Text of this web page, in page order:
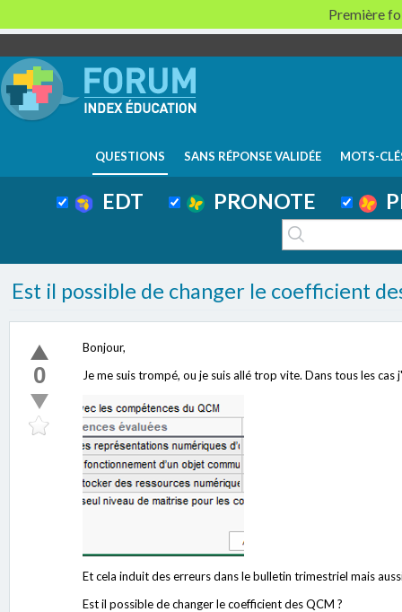
QUESTIONS SANS RÉPONSE VALIDÉE MOTS-
EDT PRONOTE
Est il possible de changer le coefficient
0
Bonjour,
Je me suis trompé, ou je suis allé trop vite. Dans tous les
Et cela induit des erreurs dans le bulletin trimestriel mais
Est il possible de changer le coefficient des QCM ?
Première